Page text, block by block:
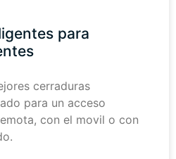
para
cerraduras
para un acceso
con el movil o con